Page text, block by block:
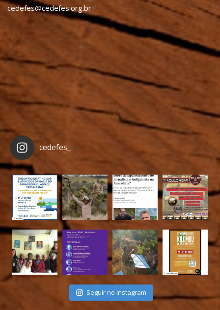
cedefes@cedefes.org.br
cedefes_
Seguir no Instagram